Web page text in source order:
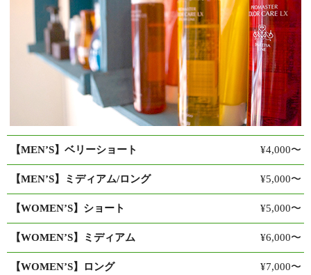
【MEN’S】ベリーショート ¥4,000〜
【MEN’S】ミディアム/ロング ¥5,000〜
【WOMEN’S】ショート ¥5,000〜
【WOMEN’S】ミディアム ¥6,000〜
【WOMEN’S】ロング ¥7,000〜